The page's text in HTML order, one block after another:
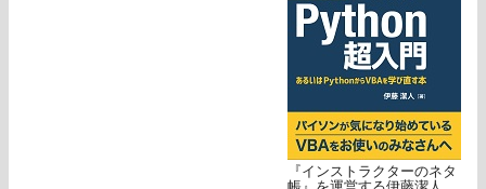
『インストラクターのネタ